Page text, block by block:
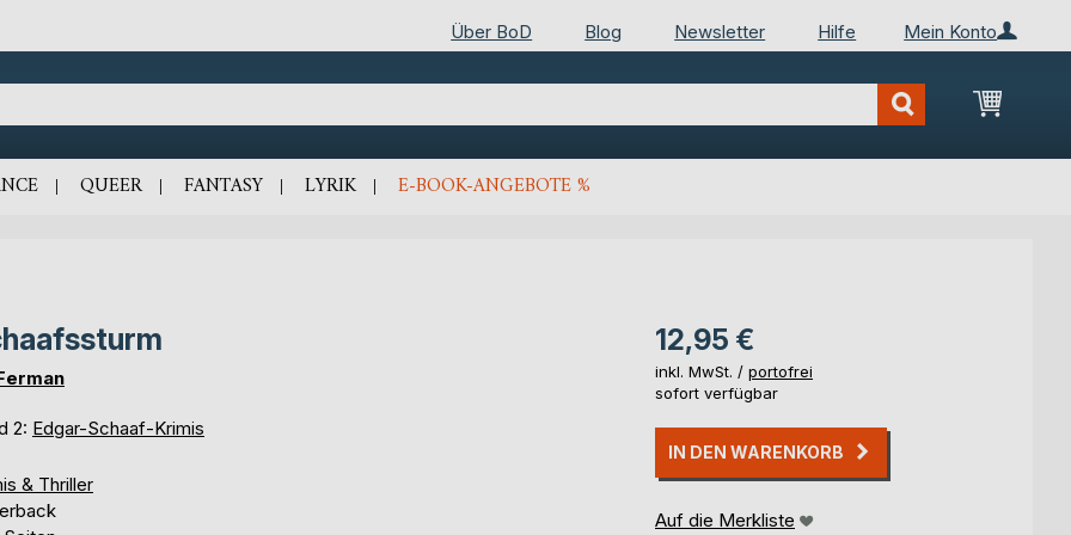
Mein Konto
Über BoD Blog Newsletter Hilfe
Mein
QUEER FANTASY LYRIK E-BOOK-ANGEBOTE %
2: Edgar-Schaaf-Krimis
& Thriller
12,95 €
inkl. MwSt. / portofrei
sofort verfügbar
IN DEN WARENKORB
Auf die Merkliste